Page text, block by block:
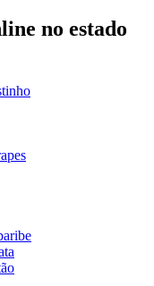
no estado